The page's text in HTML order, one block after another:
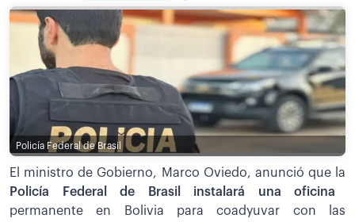
Policía Federal de Brasil
El ministro de Gobierno, Marco Oviedo, anunció que la
Policía Federal de Brasil instalará una oficina
permanente en Bolivia para coadyuvar con las